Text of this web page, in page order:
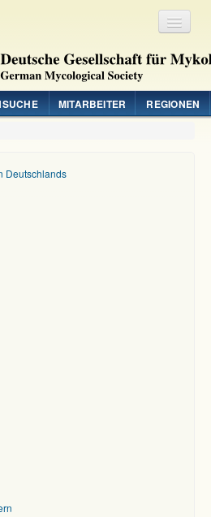
MITARBEITER REGIONEN
Deutschlands